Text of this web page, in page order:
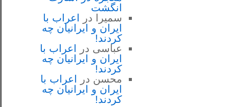
انگشت
سمیرا
در
اعراب با
ايران و ايرانيان چه
كردند!
عباسی در
اعراب با
ايران و ايرانيان چه
كردند!
محسن در
اعراب با
ايران و ايرانيان چه
كردند!